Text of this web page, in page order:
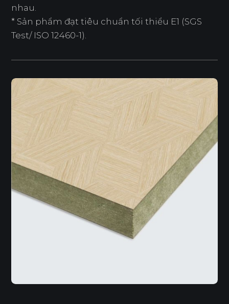
nhau.
* Sản phẩm đạt tiêu chuẩn tối thiểu E1 (SGS
Test/ ISO 12460-1).